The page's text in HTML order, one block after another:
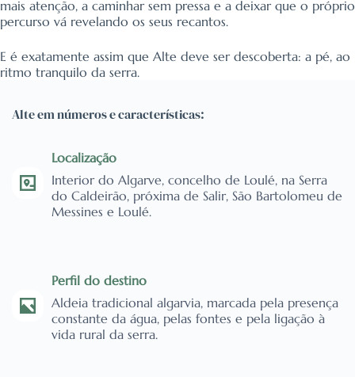
mais atenção, a caminhar sem pressa e a deixar que o próprio
percurso vá revelando os seus recantos.
E é exatamente assim que Alte deve ser descoberta: a pé, ao
ritmo tranquilo da serra.
Alte em números e características:
Localização
Interior do Algarve, concelho de Loulé, na Serra
do Caldeirão, próxima de Salir, São Bartolomeu de
Messines e Loulé.
Perfil do destino
Aldeia tradicional algarvia, marcada pela presença
constante da água, pelas fontes e pela ligação à
vida rural da serra.